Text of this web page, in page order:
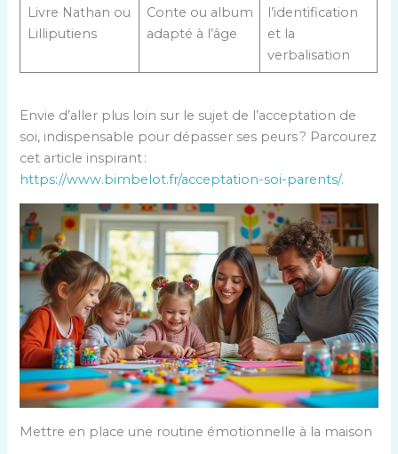
Livre Nathan ou
Lilliputiens
Conte ou album
adapté à l’âge
l’identification
et la
verbalisation
Envie d’aller plus loin sur le sujet de l’acceptation de
soi, indispensable pour dépasser ses peurs ? Parcourez
cet article inspirant :
https://www.bimbelot.fr/acceptation-soi-parents/.
Mettre en place une routine émotionnelle à la maison